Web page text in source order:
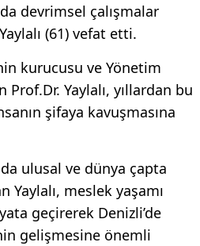
devrimsel çalışmalar
(61) vefat etti.
kurucusu ve Yönetim
Prof.Dr. Yaylalı, yıllardan bu
şifaya kavuşmasına
ulusal ve dünya çapta
Yaylalı, meslek yaşamı
geçirerek Denizli’de
gelişmesine önemli